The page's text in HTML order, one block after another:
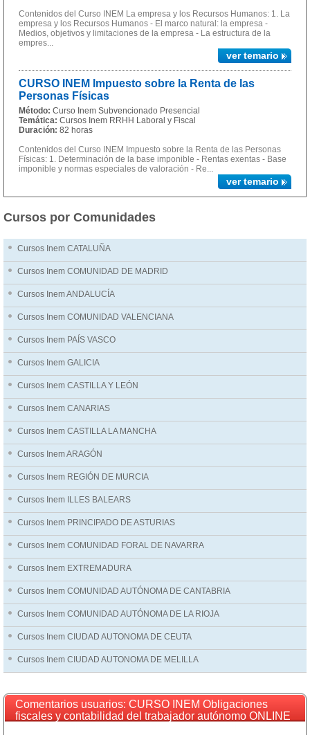
Contenidos del Curso INEM La empresa y los Recursos Humanos: 1. La
empresa y los Recursos Humanos - El marco natural: la empresa -
Medios, objetivos y limitaciones de la empresa - La estructura de la
empres...
ver temario
CURSO INEM Impuesto sobre la Renta de las
Personas Físicas
Método: Curso Inem Subvencionado Presencial
Temática: Cursos Inem RRHH Laboral y Fiscal
Duración: 82 horas
Contenidos del Curso INEM Impuesto sobre la Renta de las Personas
Físicas: 1. Determinación de la base imponible - Rentas exentas - Base
imponible y normas especiales de valoración - Re...
ver temario
Cursos por Comunidades
Cursos Inem CATALUÑA
Cursos Inem COMUNIDAD DE MADRID
Cursos Inem ANDALUCÍA
Cursos Inem COMUNIDAD VALENCIANA
Cursos Inem PAÍS VASCO
Cursos Inem GALICIA
Cursos Inem CASTILLA Y LEÓN
Cursos Inem CANARIAS
Cursos Inem CASTILLA LA MANCHA
Cursos Inem ARAGÓN
Cursos Inem REGIÓN DE MURCIA
Cursos Inem ILLES BALEARS
Cursos Inem PRINCIPADO DE ASTURIAS
Cursos Inem COMUNIDAD FORAL DE NAVARRA
Cursos Inem EXTREMADURA
Cursos Inem COMUNIDAD AUTÓNOMA DE CANTABRIA
Cursos Inem COMUNIDAD AUTÓNOMA DE LA RIOJA
Cursos Inem CIUDAD AUTONOMA DE CEUTA
Cursos Inem CIUDAD AUTONOMA DE MELILLA
Comentarios usuarios: CURSO INEM Obligaciones
fiscales y contabilidad del trabajador autónomo ONLINE